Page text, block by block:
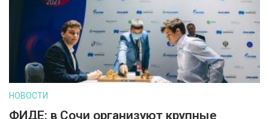
НОВОСТИ
ФИДЕ: в Сочи организуют крупные